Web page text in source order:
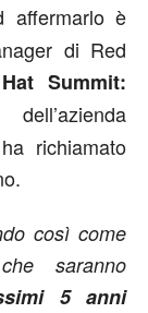
affermarlo è
di Red
Summit:
richiamato
così come
saranno
5 anni